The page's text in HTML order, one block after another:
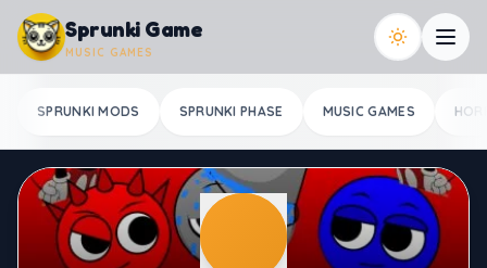
Skip to content
Sprunki Game
MUSIC GAMES
SPRUNKI MODS SPRUNKI PHASE MUSIC GAMES